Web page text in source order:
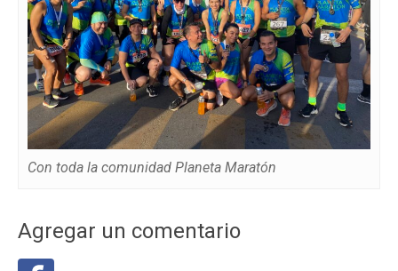
Con toda la comunidad Planeta Maratón
Agregar un comentario